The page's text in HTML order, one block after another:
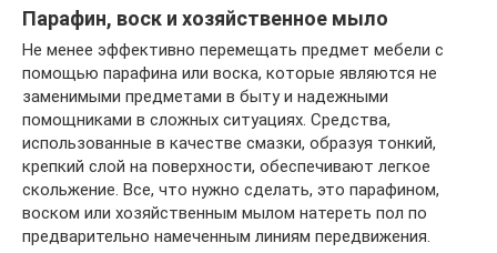
Парафин, воск и хозяйственное мыло
Не менее эффективно перемещать предмет мебели с
помощью парафина или воска, которые являются не
заменимыми предметами в быту и надежными
помощниками в сложных ситуациях. Средства,
использованные в качестве смазки, образуя тонкий,
крепкий слой на поверхности, обеспечивают легкое
скольжение. Все, что нужно сделать, это парафином,
воском или хозяйственным мылом натереть пол по
предварительно намеченным линиям передвижения.